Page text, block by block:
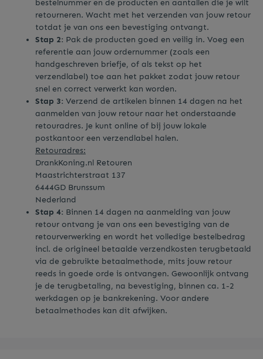
bestelnummer en de producten en aantallen die je wilt
retourneren. Wacht met het verzenden van jouw retour
totdat je van ons een bevestiging ontvangt.
Stap 2: Pak de producten goed en veilig in. Voeg een
referentie aan jouw ordernummer (zoals een
handgeschreven briefje, of als tekst op het
verzendlabel) toe aan het pakket zodat jouw retour
snel en correct verwerkt kan worden.
Stap 3: Verzend de artikelen binnen 14 dagen na het
aanmelden van jouw retour naar het onderstaande
retouradres. Je kunt online of bij jouw lokale
postkantoor een verzendlabel halen.
Retouradres:
DrankKoning.nl Retouren
Maastrichterstraat 137
6444GD Brunssum
Nederland
Stap 4: Binnen 14 dagen na aanmelding van jouw
retour ontvang je van ons een bevestiging van de
retourverwerking en wordt het volledige bestelbedrag
incl. de origineel betaalde verzendkosten terugbetaald
via de gebruikte betaalmethode, mits jouw retour
reeds in goede orde is ontvangen. Gewoonlijk ontvang
je de terugbetaling, na bevestiging, binnen ca. 1-2
werkdagen op je bankrekening. Voor andere
betaalmethodes kan dit afwijken.